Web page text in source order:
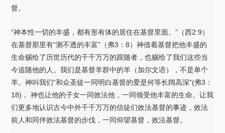
督。
“神本性一切的丰盛，都有形有体的居住在基督里面。”（西2:9）
在基督那里有“测不透的丰富”（弗3：8）神借着基督把他丰盛的
生命赐给了历世历代的千千万万的跟随者，也赐给了我们这些当
今追随他的人。我们是基督羊群中的羊（加尔文语），不是单个
羊。神叫我们“和众圣徒一同明白基督的爱是何等长阔高深”(弗3：
18)， 神也让他的子女一同效法他，一同领受他丰富的生命。让我
们更多地认识古今中外千千万万的信徒们效法基督的事迹，效法
前人和同伴效法基督的步伐，一同仰望基督，效法基督。